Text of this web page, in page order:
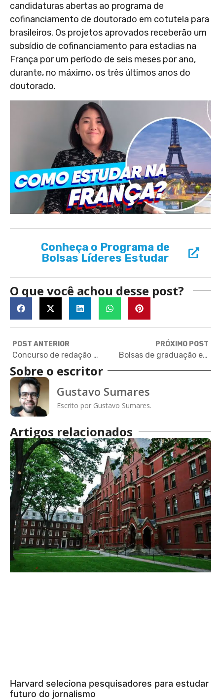
candidaturas abertas ao programa de
cofinanciamento de doutorado em cotutela para
brasileiros. Os projetos aprovados receberão um
subsídio de cofinanciamento para estadias na
França por um período de seis meses por ano,
durante, no máximo, os três últimos anos do
doutorado.
Conheça o Programa de
Bolsas Líderes Estudar
O que você achou desse post?
POST ANTERIOR
Concurso de redação para amadores premia com duas semanas no Caribe
PRÓXIMO POST
Bolsas de graduação e pós-graduação para a Universidade de Montreal
Sobre o escritor
Gustavo Sumares
Escrito por Gustavo Sumares.
Artigos relacionados
Harvard seleciona pesquisadores para estudar
futuro do jornalismo